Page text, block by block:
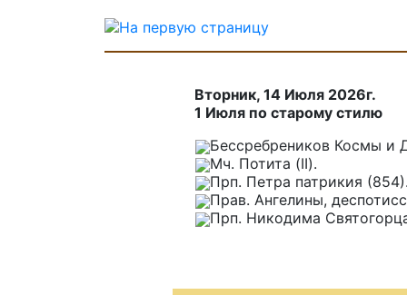
Вторник, 14 Июля 2026г.
1 Июля по старому стилю
Бессребреников Космы и
Мч. Потита (II).
Прп. Петра патрикия
Прав. Ангелины,
Прп. Никодима